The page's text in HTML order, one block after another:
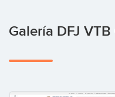
Galería DFJ